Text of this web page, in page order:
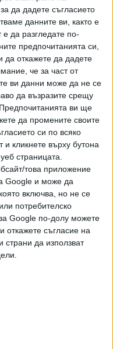
да дадете съгласието
данните ви, както е
да разгледате по-
предпочитанията си,
да откажете да дадете
че за част от
ви данни може да не се
да възразите срещу
ви ще
да промените своите
си по всяко
и кликнете върху бутона
страницата.
това приложение
Google и може да
включва, но не се
потребителско
Google по-долу можете
откажете съгласие на
страни да използват
оценка по реда на
В решението
на режима за
поне произнасяне
пътища са
2. Всичко показва, че
коментира
Тома Белев, който
март инспекцията
7-8 млн. кубични
къде точно ще
случва в депото
склад в самото
на 361 декара